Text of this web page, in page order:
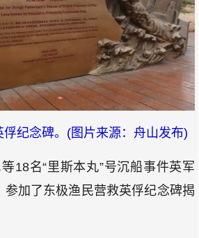
俘纪念碑。(图片来源：舟山发布)
18名“里斯本丸”号沉船事件英军
参加了东极渔民营救英俘纪念碑揭